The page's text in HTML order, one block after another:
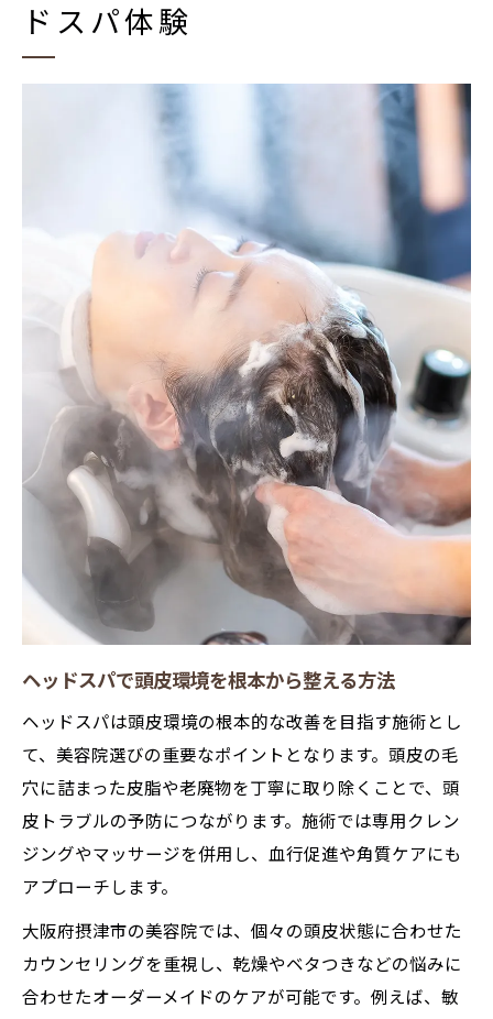
ヘッドスパで髪質改善を実感できる理由
落ち着いた美容院で受けるヘッドスパの心
ヘッドスパがもたらす大人の癒し効果とは
静かな空間で楽しむヘッドスパの満足度
ヘッドスパで非日常を味わう贅沢な時間
美容院選びで重視したいヘッドスパの雰囲
髪質改善に最適なヘッドスパ活用術
髪質改善に特化したヘッドスパの選び方
ヘッドスパでうるおいのある髪を目指すケ
ア
ヘッドスパが叶える髪質変化の実感ポイン
美容院で受けるヘッドスパとホームケアの
違い
ヘッドスパの継続で得られる髪質改善効果
白髪や抜け毛に悩む方のヘッドスパ選び方
白髪や抜け毛対策に効果的なヘッドスパと
は
ヘッドスパが頭皮環境に与える影響を解説
白髪予防に役立つヘッドスパの施術内容
抜け毛改善をサポートするヘッドスパの特
徴
悩みに寄り添うヘッドスパのカウンセリン
グ力
自分に合うヘッドスパを摂津市で探すコツ
ドスパ体験
ヘッドスパで頭皮環境を根本から整える方法
ヘッドスパは頭皮環境の根本的な改善を目指す施術とし
て、美容院選びの重要なポイントとなります。頭皮の毛
穴に詰まった皮脂や老廃物を丁寧に取り除くことで、頭
皮トラブルの予防につながります。施術では専用クレン
ジングやマッサージを併用し、血行促進や角質ケアにも
アプローチします。
大阪府摂津市の美容院では、個々の頭皮状態に合わせた
カウンセリングを重視し、乾燥やベタつきなどの悩みに
合わせたオーダーメイドのケアが可能です。例えば、敏